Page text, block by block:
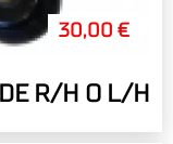
30,00 €
R/H O L/H